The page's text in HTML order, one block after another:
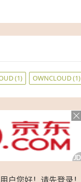
(1) OWNCLOUD(1)